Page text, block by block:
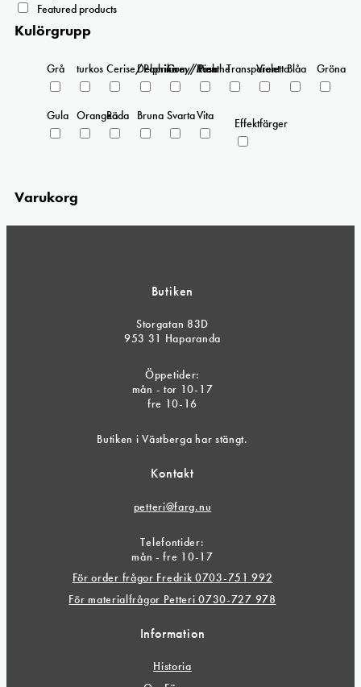
Featured products
Kulörgrupp
Grå turkos Cerise/Paprika
Delphinium/Menthe
Grey/Pink
Rosa Transparent
ViolettaBlåa Gröna
Gula OrangeaRöda Bruna SvartaVita
Effektfärger
Varukorg
Butiken
Storgatan 83D
953 31 Haparanda
Öppetider:
mån - tor 10-17
fre 10-16
Butiken i Västberga har stängt.
Kontakt
petteri@farg.nu
Telefontider:
mån - fre 10-17
För order frågor Fredrik 0703-751 992
För materialfrågor Petteri 0730-727 978
Information
Historia